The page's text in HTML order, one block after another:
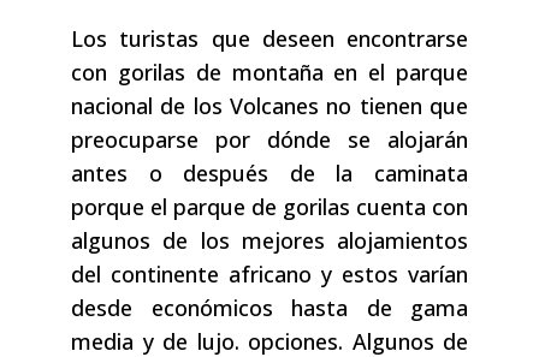
Los turistas que deseen encontrarse
con gorilas de montaña en el parque
nacional de los Volcanes no tienen que
preocuparse por dónde se alojarán
antes o después de la caminata
porque el parque de gorilas cuenta con
algunos de los mejores alojamientos
del continente africano y estos varían
desde económicos hasta de gama
media y de lujo. opciones. Algunos de